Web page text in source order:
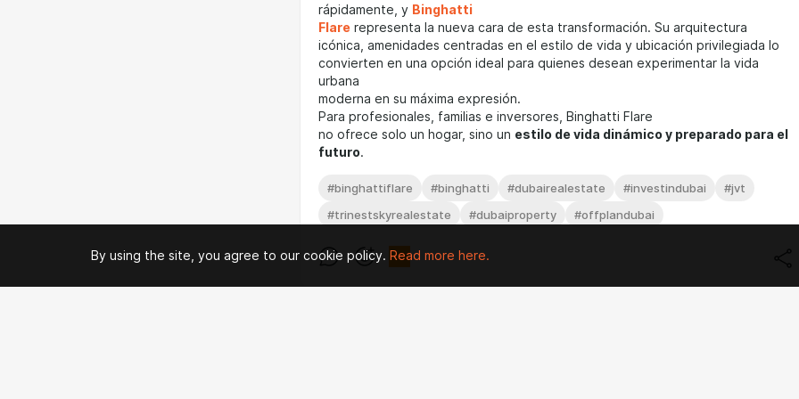
rápidamente, y Binghatti
Flare representa la nueva cara de esta transformación. Su arquitectura
icónica, amenidades centradas en el estilo de vida y ubicación privilegiada lo
convierten en una opción ideal para quienes desean experimentar la vida
urbana
moderna en su máxima expresión.
Para profesionales, familias e inversores, Binghatti Flare
no ofrece solo un hogar, sino un estilo de vida dinámico y preparado para el
futuro.
#binghattiflare #binghatti #dubairealestate #investindubai
#jvt
#trinestskyrealestate
#dubaiproperty #offplandubai
By using the site, you agree to our cookie policy. Read more here.